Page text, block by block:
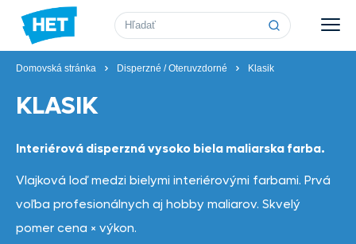
Vyhľadávanie
Domovská stránka Disperzné / Oteruvzdorné Klasik
KLASIK
Interiérová disperzná vysoko biela maliarska farba.
Vlajková loď medzi bielymi interiérovými farbami. Prvá
voľba profesionálnych aj hobby maliarov. Skvelý
pomer cena × výkon.